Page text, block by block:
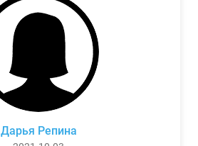
Дарья Репина